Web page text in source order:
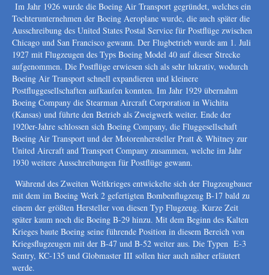
Im Jahr 1926 wurde die Boeing Air Transport gegründet, welches ein
Tochterunternehmen der Boeing Aeroplane wurde, die auch später die
Ausschreibung des United States Postal Service für Postflüge zwischen
Chicago und San Francisco gewann. Der Flugbetrieb wurde am 1. Juli
1927 mit Flugzeugen des Typs Boeing Model 40 auf dieser Strecke
aufgenommen. Die Postflüge erwiesen sich als sehr lukrativ, wodurch
Boeing Air Transport schnell expandieren und kleinere
Postfluggesellschaften aufkaufen konnten. Im Jahr 1929 übernahm
Boeing Company die Stearman Aircraft Corporation in Wichita
(Kansas) und führte den Betrieb als Zweigwerk weiter. Ende der
1920er-Jahre schlossen sich Boeing Company, die Fluggesellschaft
Boeing Air Transport und der Motorenhersteller Pratt & Whitney zur
United Aircraft and Transport Company zusammen, welche im Jahr
1930 weitere Ausschreibungen für Postflüge gewann.
Während des Zweiten Weltkrieges entwickelte sich der Flugzeugbauer
mit dem im Boeing Werk 2 gefertigten Bombenflugzeug B-17 bald zu
einem der größten Hersteller von diesen Typ Flugzeug. Kurze Zeit
später kaum noch die Boeing B-29 hinzu. Mit dem Beginn des Kalten
Krieges baute Boeing seine führende Position in diesem Bereich von
Kriegsflugzeugen mit der B-47 und B-52 weiter aus. Die Typen E-3
Sentry, KC-135 und Globmaster III sollen hier auch näher erläutert
werde.